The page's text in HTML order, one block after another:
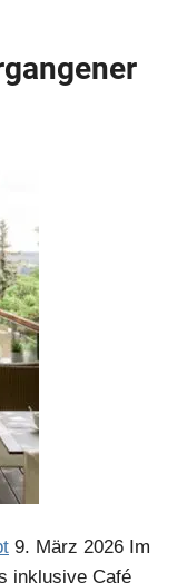
9. März 2026 Im
inklusive Café